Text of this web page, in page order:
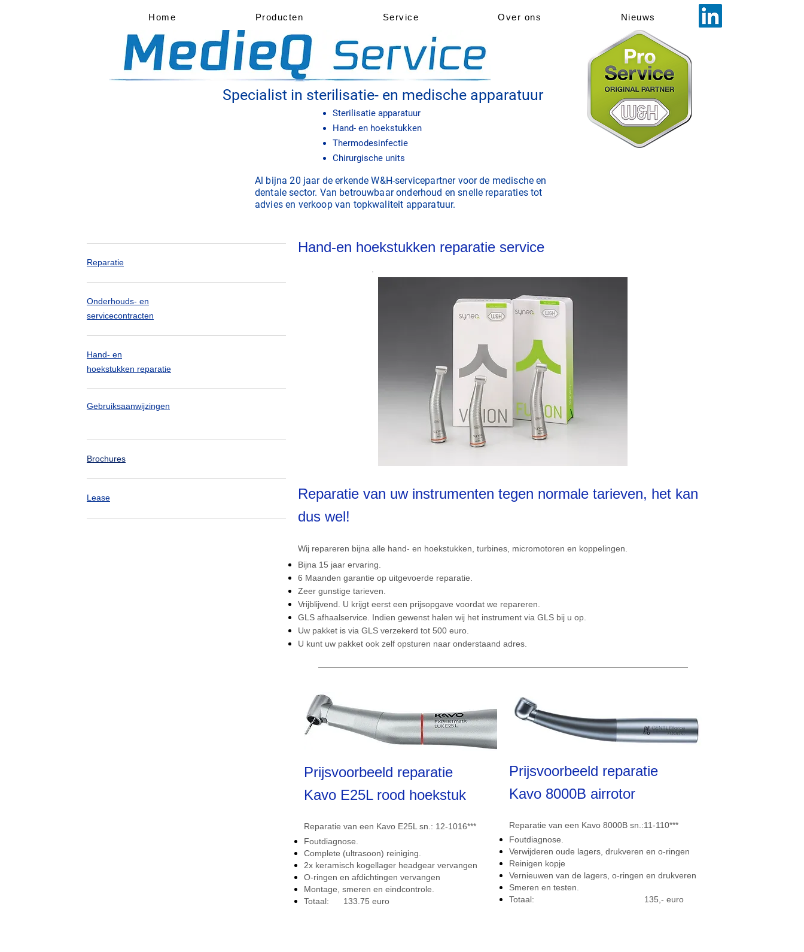
Specialist in sterilisatie- en medische apparatuur
Home Producten Service Over ons Nieuws
Sterilisatie apparatuur
Hand- en hoekstukken
Thermodesinfectie
Chirurgische units
Al bijna 20 jaar de erkende W&H-servicepartner voor de medische en
dentale sector. Van betrouwbaar onderhoud en snelle reparaties tot
advies en verkoop van topkwaliteit apparatuur.
Reparatie
Onderhouds- en
servicecontracten
Hand- en
hoekstukken reparatie
Gebruiksaanwijzingen
Brochures
Lease
Hand-en hoekstukken reparatie service
Reparatie van uw instrumenten tegen normale tarieven, het kan
dus wel!
Wij repareren bijna alle hand- en hoekstukken, turbines, micromotoren en koppelingen.
Bijna 15 jaar ervaring.
6 Maanden garantie op uitgevoerde reparatie.
Zeer gunstige tarieven.
Vrijblijvend. U krijgt eerst een prijsopgave voordat we repareren.
GLS afhaalservice. Indien gewenst halen wij het instrument via GLS bij u op.
Uw pakket is via GLS verzekerd tot 500 euro.
U kunt uw pakket ook zelf opsturen naar onderstaand adres.
Prijsvoorbeeld reparatie
Kavo E25L rood hoekstuk
Reparatie van een Kavo E25L sn.: 12-1016***
Foutdiagnose.
Complete (ultrasoon) reiniging.
2x keramisch kogellager headgear vervangen
O-ringen en afdichtingen vervangen
Montage, smeren en eindcontrole.
Totaal: 133.75 euro
Prijsvoorbeeld reparatie
Kavo 8000B airrotor
Reparatie van een Kavo 8000B sn.:11-110***
Foutdiagnose.
Verwijderen oude lagers, drukveren en o-ringen
Reinigen kopje
Vernieuwen van de lagers, o-ringen en drukveren
Smeren en testen.
Totaal: 135,- euro